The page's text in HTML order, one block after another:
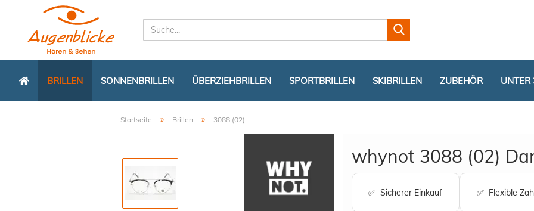
Lieferland
Konto
BRILLEN SONNENBRILLEN ÜBERZIEHBRILLEN SPORTBRILLEN SKIBRILLEN ZUBEHÖR UNTER
Startseite » Brillen » 3088 (02)
whynot 3088 (02)
✅ Sicherer Einkauf ✅ Flexible